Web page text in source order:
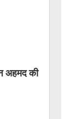
अहमद की